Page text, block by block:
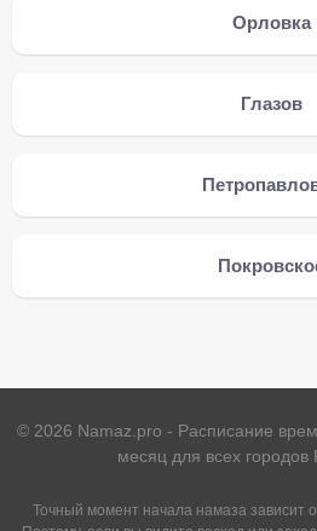
Орловка
Глазов
© 2026 Namaz.pro - Расписание
месяц для всех городов
Точный момент начала намаза зависит